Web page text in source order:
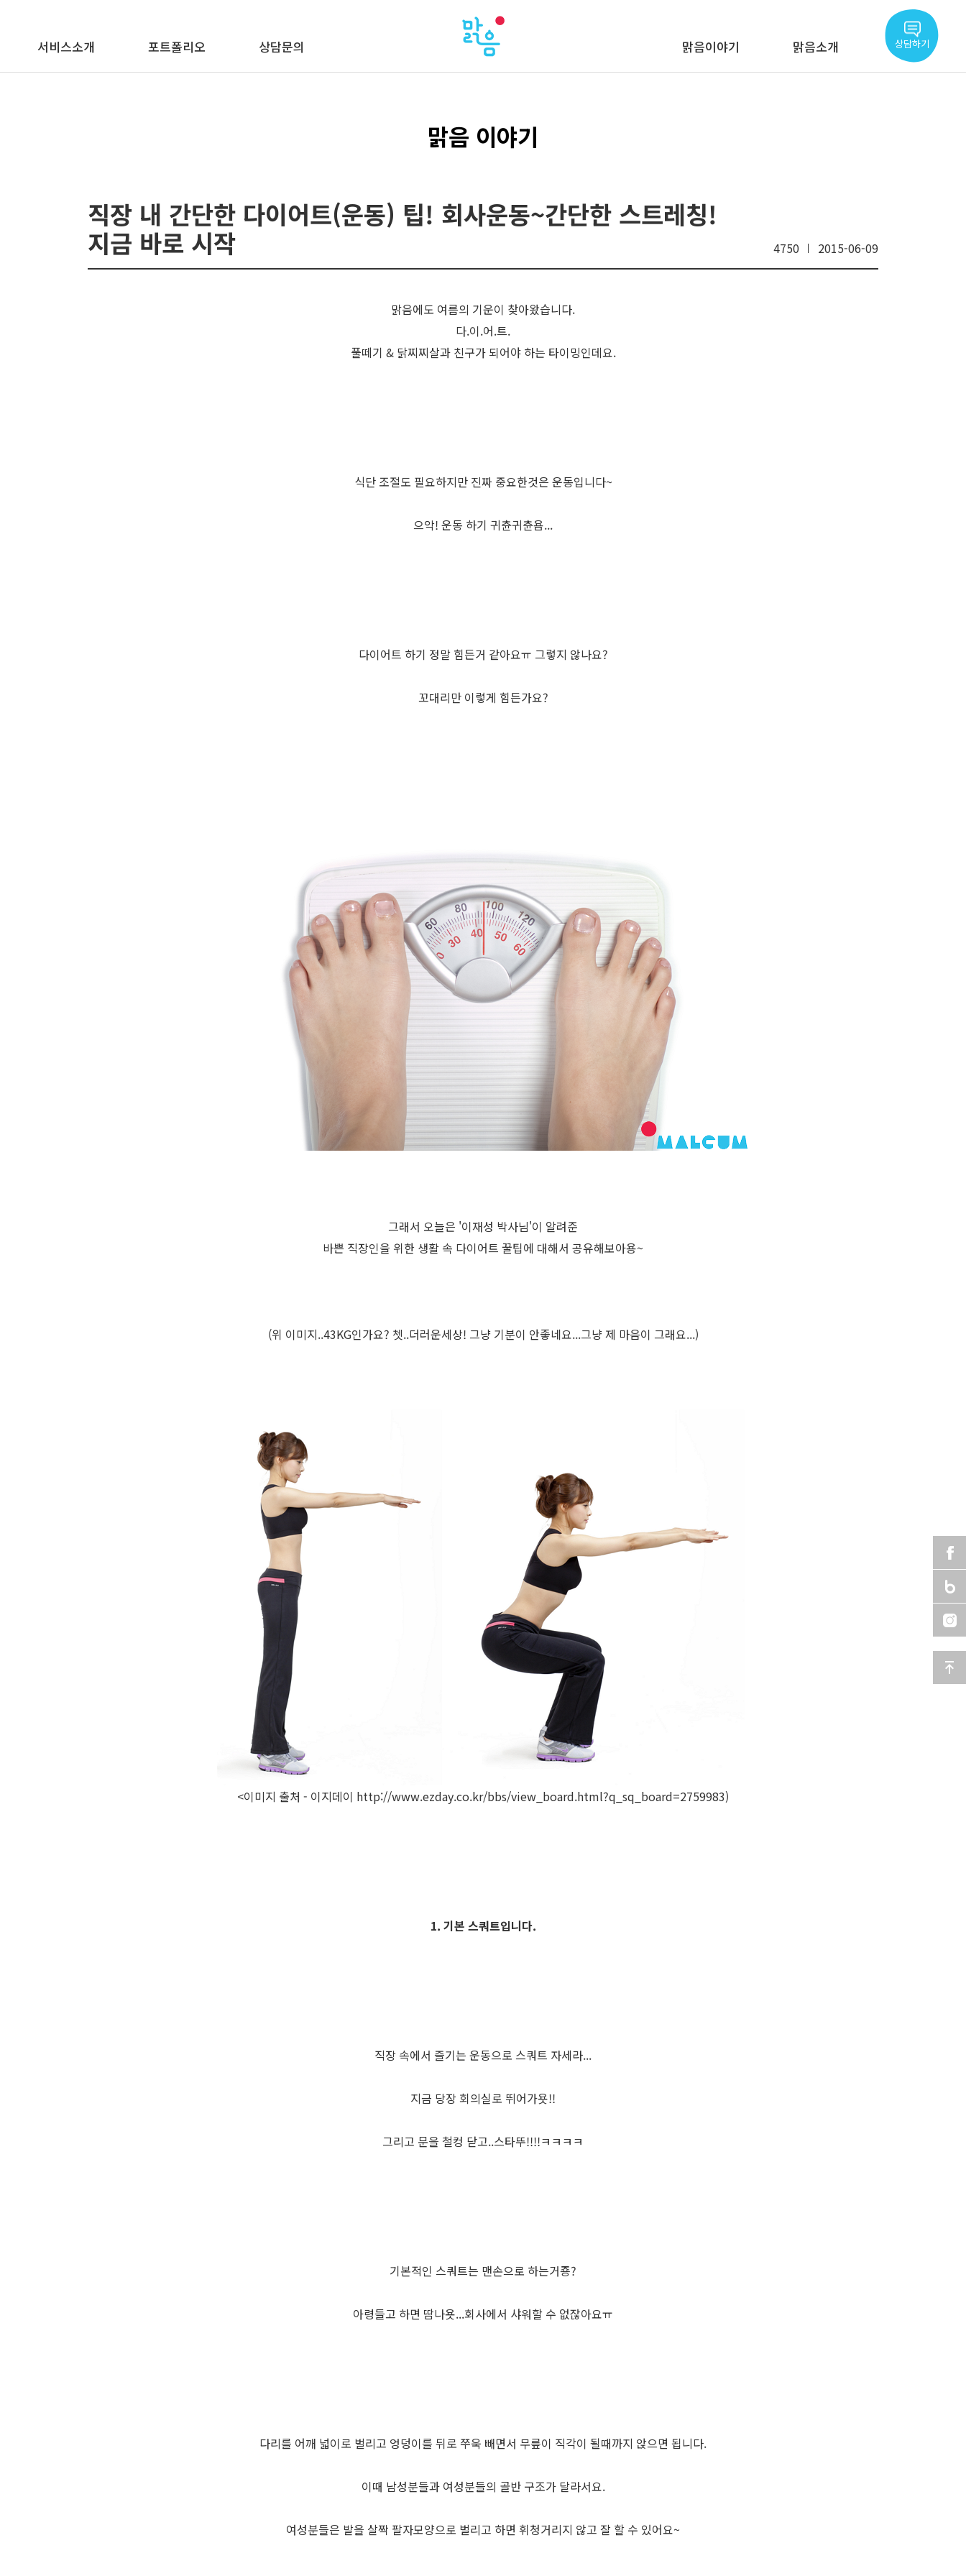
상담하기
서비스소개 포트폴리오 상담문의 맑음이야기 맑음소개
맑음 이야기
직장 내 간단한 다이어트(운동) 팁! 회사운동~간단한 스트레칭!
지금 바로 시작
4750 2015-06-09
맑음에도 여름의 기운이 찾아왔습니다.
다.이.어.트.
풀떼기 & 닭찌찌살과 친구가 되어야 하는 타이밍인데요.
식단 조절도 필요하지만 진짜 중요한것은 운동입니다~
으악! 운동 하기 귀츈귀츈욤...
다이어트 하기 정말 힘든거 같아요ㅠ 그렇지 않나요?
꼬대리만 이렇게 힘든가요?
그래서 오늘은 '이재성 박사님'이 알려준
바쁜 직장인을 위한 생활 속 다이어트 꿀팁에 대해서 공유해보아용~
(위 이미지..43KG인가요? 쳇..더러운세상! 그냥 기분이 안좋네요...그냥 제 마음이 그래요...)
<이미지 출처 - 이지데이 http://www.ezday.co.kr/bbs/view_board.html?q_sq_board=2759983)
1. 기본 스쿼트입니다.
직장 속에서 즐기는 운동으로 스쿼트 자세라...
지금 당장 회의실로 뛰어가욧!!
그리고 문을 철컹 닫고..스타뚜!!!!ㅋㅋㅋㅋ
기본적인 스쿼트는 맨손으로 하는거죵?
아령들고 하면 땀나욧...회사에서 샤워할 수 없잖아요ㅠ
다리를 어깨 넓이로 벌리고 엉덩이를 뒤로 쭈욱 빼면서 무릎이 직각이 될때까지 앉으면 됩니다.
이때 남성분들과 여성분들의 골반 구조가 달라서요.
여성분들은 발을 살짝 팔자모양으로 벌리고 하면 휘청거리지 않고 잘 할 수 있어요~